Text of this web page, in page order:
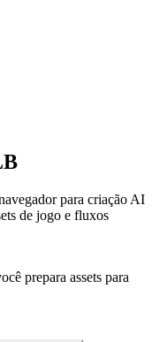
para criação AI
de jogo e fluxos
prepara assets para